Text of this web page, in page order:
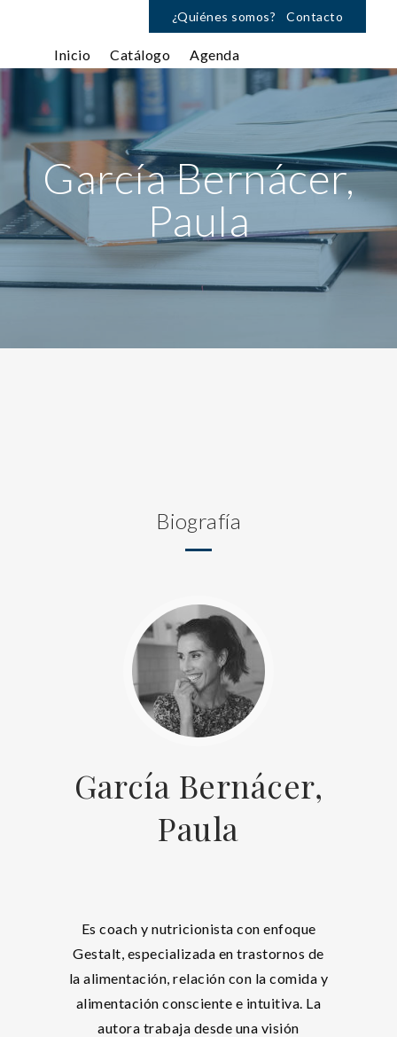
¿Quiénes somos? Contacto
Inicio Catálogo Agenda
García Bernácer,
Paula
Biografía
García Bernácer,
Paula
Es coach y nutricionista con enfoque
Gestalt, especializada en trastornos de
la alimentación, relación con la comida y
alimentación consciente e intuitiva. La
autora trabaja desde una visión